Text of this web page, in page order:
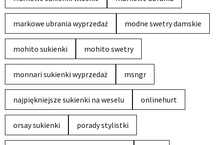
markowe ubrania wyprzedaż modne swetry damskie
mohito sukienki mohito swetry
monnari sukienki wyprzedaż msngr
najpiękniejsze sukienki na weselu onlinehurt
orsay sukienki porady stylistki